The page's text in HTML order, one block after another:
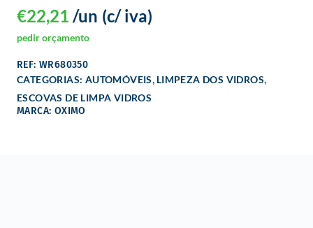
€22,21 (c/ iva)
/un
pedir orçamento
REF: WR680350
CATEGORIAS: AUTOMÓVEIS, LIMPEZA DOS VIDROS,
ESCOVAS DE LIMPA VIDROS
MARCA: OXIMO